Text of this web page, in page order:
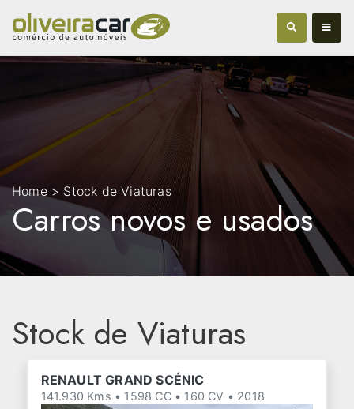
Home > Stock de Viaturas
Carros novos e usados
Stock de Viaturas
RENAULT GRAND SCÉNIC
141.930 Kms • 1598 CC • 160 CV • 2018